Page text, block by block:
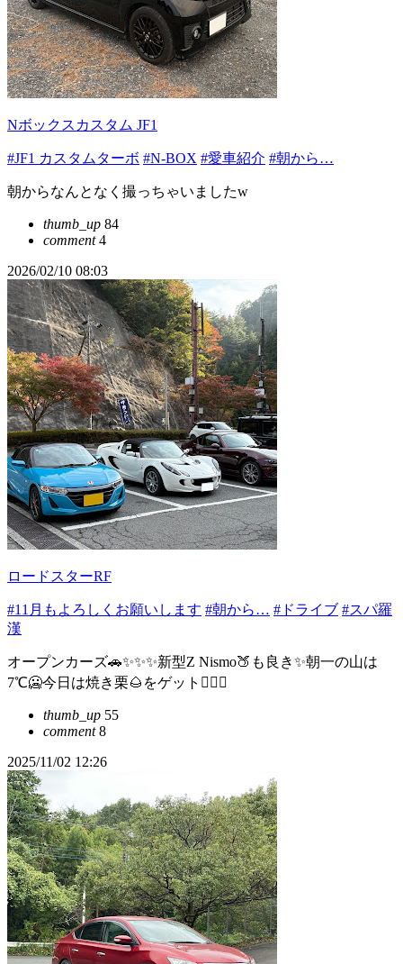
Nボックスカスタム JF1
#JF1 カスタムターボ #N-BOX #愛車紹介 #朝から…
朝からなんとなく撮っちゃいましたw
thumb_up 84
comment4
2026/02/10 08:03
ロードスターRF
#11月もよろしくお願いします #朝から… #ドライブ #スパ羅
漢
オープンカーズ🚗✨✨✨新型Z Nismo🍑も良き✨朝一の山は
7℃🥶今日は焼き栗🌰をゲット👍🏻✨
thumb_up 55
comment8
2025/11/02 12:26